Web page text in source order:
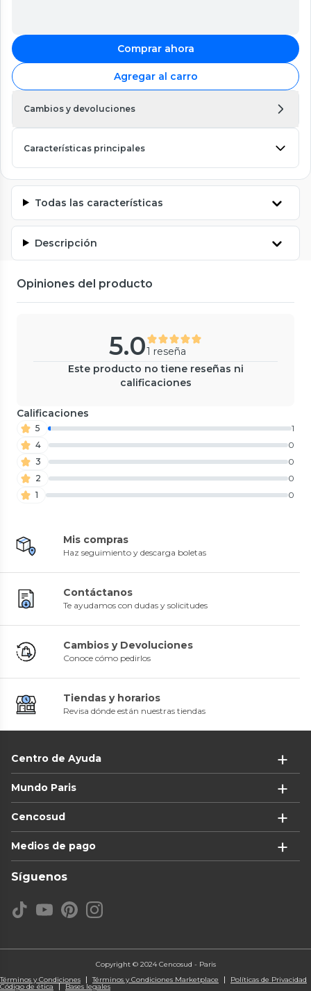
Comprar ahora
Agregar al carro
Cambios y devoluciones
Características principales
Todas las características
Descripción
Opiniones del producto
5.01 reseña
Este producto no tiene reseñas ni
calificaciones
Calificaciones
5
1
4
0
3
0
2
0
1
0
Mis compras
Haz seguimiento y descarga boletas
Contáctanos
Te ayudamos con dudas y solicitudes
Cambios y Devoluciones
Conoce cómo pedirlos
Tiendas y horarios
Revisa dónde están nuestras tiendas
Centro de Ayuda
Mundo Paris
Cencosud
Medios de pago
Síguenos
Copyright © 2024 Cencosud - Paris
Términos y Condiciones
Términos y Condiciones Marketplace Políticas de Privacidad
Código de ética Bases legales